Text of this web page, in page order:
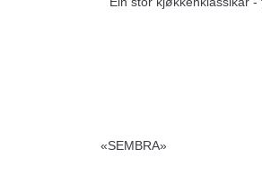
«SEMBRA»